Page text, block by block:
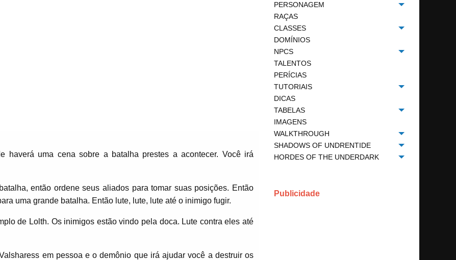
haverá uma cena sobre a batalha prestes a acontecer. Você irá
então ordene seus aliados para tomar suas posições. Então
uma grande batalha. Então lute, lute, lute até o inimigo fugir.
de Lolth. Os inimigos estão vindo pela doca. Lute contra eles até
em pessoa e o demônio que irá ajudar você a destruir os
PERSONAGEM
Toggle menu
RAÇAS
CLASSES
Toggle menu
DOMÍNIOS
NPCS
Toggle menu
TALENTOS
PERÍCIAS
TUTORIAIS
Toggle menu
DICAS
TABELAS
Toggle menu
IMAGENS
WALKTHROUGH
Toggle menu
SHADOWS OF UNDRENTIDE
Toggle menu
HORDES OF THE UNDERDARK
Toggle menu
Publicidade